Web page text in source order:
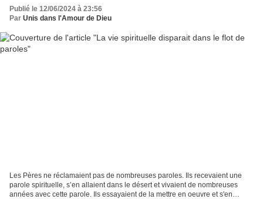
Publié le 12/06/2024 à 23:56
Par Unis dans l'Amour de Dieu
Les Pères ne réclamaient pas de nombreuses paroles. Ils recevaient une
parole spirituelle, s’en allaient dans le désert et vivaient de nombreuses
années avec cette parole. Ils essayaient de la mettre en oeuvre et s'en